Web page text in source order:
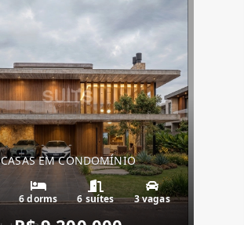
CASAS EM CONDOMÍNIO
6 dorms 6 suítes 3 vagas